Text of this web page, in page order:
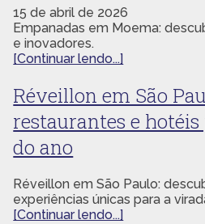
15 de abril de 2026
Empanadas em Moema:
e inovadores.
[Continuar lendo...]
Réveillon em São
restaurantes e
do ano
Réveillon em São Paulo:
experiências únicas para a
[Continuar lendo...]